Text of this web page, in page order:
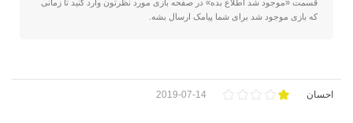
قسمت «موجود شد اطلاع بده» در صفحه بازی مورد نظرتون وارد کنید تا زمانی
که بازی موجود شد برای شما پیامک ارسال بشه.
احسان 2019-07-14